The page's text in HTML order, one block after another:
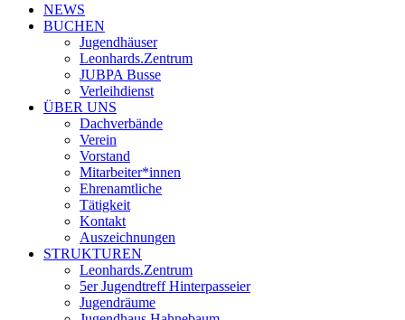
Close
Menu
NEWS
BUCHEN
Jugendhäuser
Leonhards.Zentrum
JUBPA Busse
Verleihdienst
ÜBER UNS
Dachverbände
Verein
Vorstand
Mitarbeiter*innen
Ehrenamtliche
Tätigkeit
Kontakt
Auszeichnungen
STRUKTUREN
Leonhards.Zentrum
5er Jugendtreff Hinterpasseier
Jugendräume